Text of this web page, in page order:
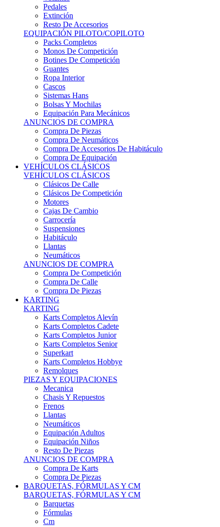
Extinción
Resto De Accesorios
EQUIPACIÓN PILOTO/COPILOTO
Packs Completos
Monos De Competición
Botines De Competición
Guantes
Ropa Interior
Cascos
Sistemas Hans
Bolsas Y Mochilas
Equipación Para Mecánicos
ANUNCIOS DE COMPRA
Compra De Piezas
Compra De Neumáticos
Compra De Accesorios De Habitáculo
Compra De Equipación
VEHÍCULOS CLÁSICOS
VEHÍCULOS CLÁSICOS
Clásicos De Calle
Clásicos De Competición
Motores
Cajas De Cambio
Carrocería
Suspensiones
Habitáculo
Llantas
Neumáticos
ANUNCIOS DE COMPRA
Compra De Competición
Compra De Calle
Compra De Piezas
KARTING
KARTING
Karts Completos Alevín
Karts Completos Cadete
Karts Completos Junior
Karts Completos Senior
Superkart
Karts Completos Hobbye
Remolques
PIEZAS Y EQUIPACIONES
Mecanica
Chasis Y Repuestos
Frenos
Llantas
Neumáticos
Equipación Adultos
Equipación Niños
Resto De Piezas
ANUNCIOS DE COMPRA
Compra De Karts
Compra De Piezas
BARQUETAS, FÓRMULAS Y CM
BARQUETAS, FÓRMULAS Y CM
Barquetas
Fórmulas
Cm
Prototipos